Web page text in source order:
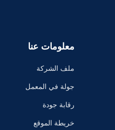
معلومات عنا
ملف الشركة
جولة في المعمل
رقابة جودة
خريطة الموقع